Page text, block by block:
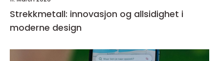
Strekkmetall: innovasjon og allsidighet i
moderne design